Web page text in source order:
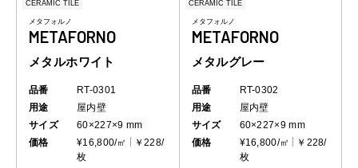
CERAMIC TILE
メタフォルノ
METAFORNO
メタルホワイト
品番
RT-0301
用途
屋内壁
サイズ
60×227×9 mm
価格
¥16,800/㎡
￥228/
枚
CERAMIC TILE
メタフォルノ
METAFORNO
メタルグレー
品番
RT-0302
用途
屋内壁
サイズ
60×227×9 mm
価格
¥16,800/㎡
￥228/
枚